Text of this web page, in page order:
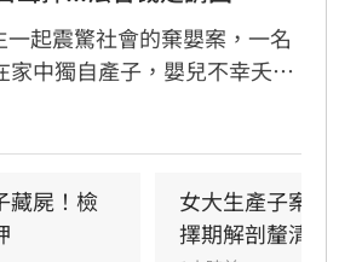
起震驚社會的棄嬰案，一名
家中獨自產子，嬰兒不幸夭折
房內數日，直至飄散異味才
重大，且有湮滅證據之虞遭檢
北地方法院審理後，認定其無
藏屍！檢
女大生產子案
擇期解剖釐清死